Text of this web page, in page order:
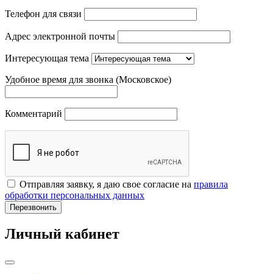
Телефон для связи
Адрес электронной почты
Интересующая тема
Удобное время для звонка (Московское)
Комментарий
Отправляя заявку, я даю свое согласие на правила
обработки персональных данных
Перезвонить
Личный кабинет